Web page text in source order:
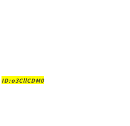
ID:o3CllCDM0